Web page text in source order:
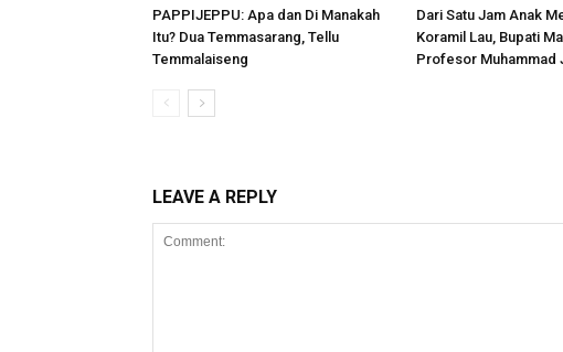
PAPPIJEPPU: Apa dan Di Manakah
Itu? Dua Temmasarang, Tellu
Temmalaiseng
Dari Satu Jam Anak
Koramil Lau, Bupati
Profesor Muhammad
LEAVE A REPLY